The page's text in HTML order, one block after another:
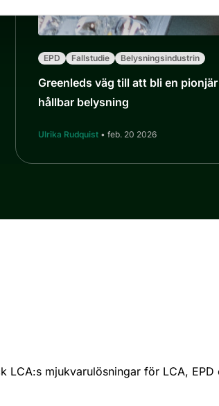
EPD Fallstudie Belysningsindustrin
Greenleds väg till att bli en
hållbar belysning
Ulrika Rudquist • feb. 20 2026
LCA:s mjukvarulösningar för LCA, EPD